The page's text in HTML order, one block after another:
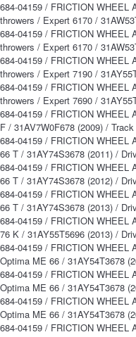
684-04159 / FRICTION WHEEL
throwers / Expert 6170 /
684-04159 / FRICTION WHEEL
throwers / Expert 6170 /
684-04159 / FRICTION WHEEL
throwers / Expert 7190 /
684-04159 / FRICTION WHEEL
throwers / Expert 7690 /
684-04159 / FRICTION WHEEL
F / 31AV7W0F678 (2009) /
684-04159 / FRICTION WHEEL
66 T / 31AY74S3678 (2011) /
684-04159 / FRICTION WHEEL
66 T / 31AY74S3678 (2012) /
684-04159 / FRICTION WHEEL
66 T / 31AY74S3678 (2013) /
684-04159 / FRICTION WHEEL
76 K / 31AY55T5696 (2013) /
684-04159 / FRICTION WHEEL
Optima ME 66 / 31AY54T3678
684-04159 / FRICTION WHEEL
Optima ME 66 / 31AY54T3678
684-04159 / FRICTION WHEEL
Optima ME 66 / 31AY54T3678
684-04159 / FRICTION WHEEL